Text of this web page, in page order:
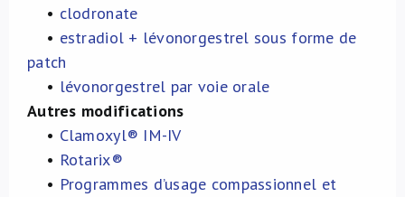
• clodronate
• estradiol + lévonorgestrel sous forme de
patch
• lévonorgestrel par voie orale
Autres modifications
• Clamoxyl® IM-IV
• Rotarix®
• Programmes d’usage compassionnel et